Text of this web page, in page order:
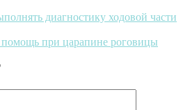
диагностику ходовой части
при царапине роговицы